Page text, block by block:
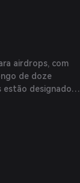
airdrops, com
de doze
estão designados